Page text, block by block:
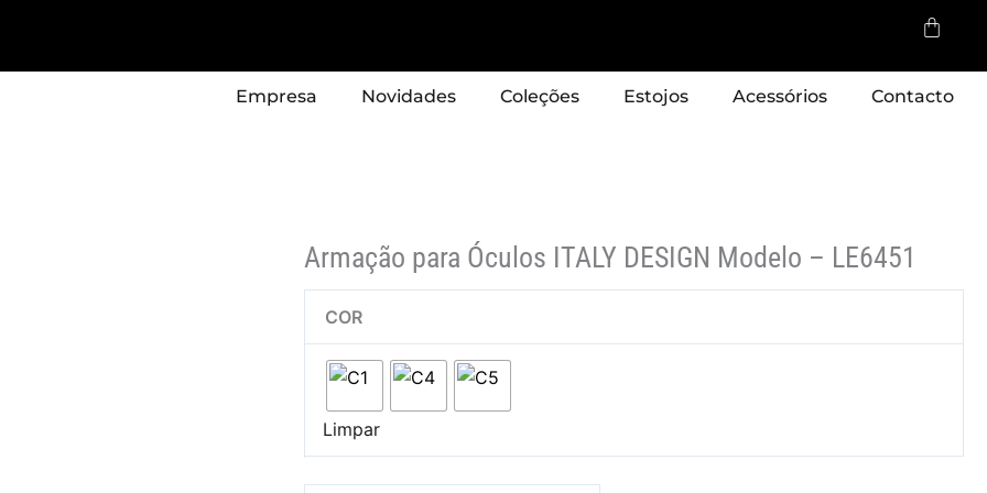
Cart
Empresa Novidades Coleções Estojos Acessórios Contacto
Armação para Óculos ITALY DESIGN Modelo – LE6451
COR
Limpar
Armação
para
–
LE6451